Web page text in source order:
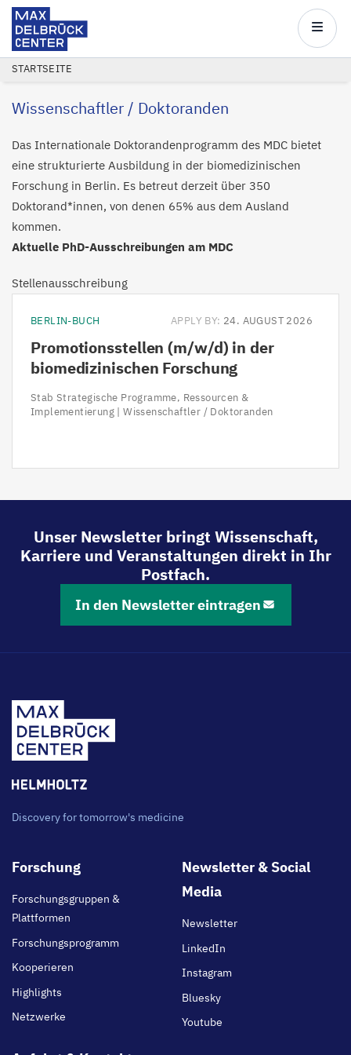
Direkt
Inhalt
Center
Main
PFADNAVIGATION
STARTSEITE
Wissenschaftler / Doktoranden
Das Internationale Doktorandenprogramm des MDC bietet
eine strukturierte Ausbildung in der biomedizinischen
Forschung in Berlin. Es betreut derzeit über 350
Doktorand*innen, von denen 65% aus dem Ausland
kommen.
Aktuelle PhD-Ausschreibungen am MDC
Stellenausschreibung
APPLY BY: 24. AUGUST 2026
BERLIN-BUCH
Promotionsstellen (m/w/d) in der
biomedizinischen Forschung
Stab Strategische Programme, Ressourcen &
Implementierung | Wissenschaftler / Doktoranden
Unser Newsletter bringt Wissenschaft,
Karriere und Veranstaltungen direkt in Ihr
Postfach.
In den Newsletter eintragen
Discovery for tomorrow's medicine
Footer
Forschung
Forschungsgruppen &
Plattformen
Forschungsprogramm
Kooperieren
Highlights
Netzwerke
Newsletter & Social
Media
Newsletter
LinkedIn
Instagram
Bluesky
Youtube